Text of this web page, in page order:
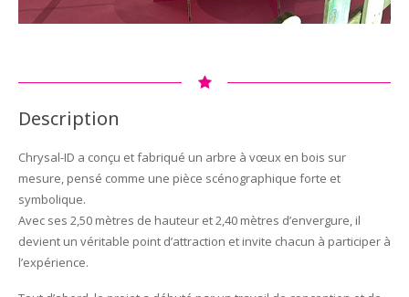
Description
Chrysal-ID a conçu et fabriqué un arbre à vœux en bois sur
mesure, pensé comme une pièce scénographique forte et
symbolique.
Avec ses 2,50 mètres de hauteur et 2,40 mètres d’envergure, il
devient un véritable point d’attraction et invite chacun à participer à
l’expérience.